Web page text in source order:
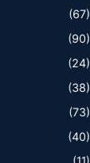
(67)
(90)
(24)
(38)
(73)
(40)